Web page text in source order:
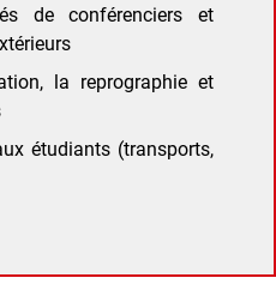
de conférenciers et
la reprographie et
étudiants (transports,